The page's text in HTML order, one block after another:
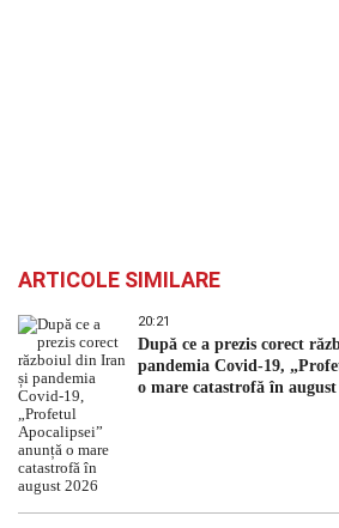
ARTICOLE SIMILARE
20:21
După ce a prezis corect
pandemia Covid-19,
o mare catastrofă în august